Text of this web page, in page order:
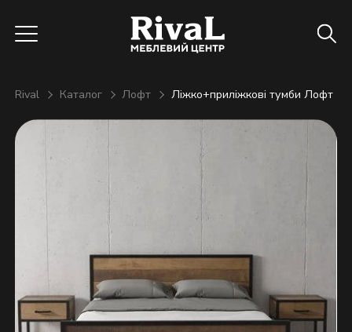
Rival Каталог Лофт Ліжко+приліжкові тумби Лофт